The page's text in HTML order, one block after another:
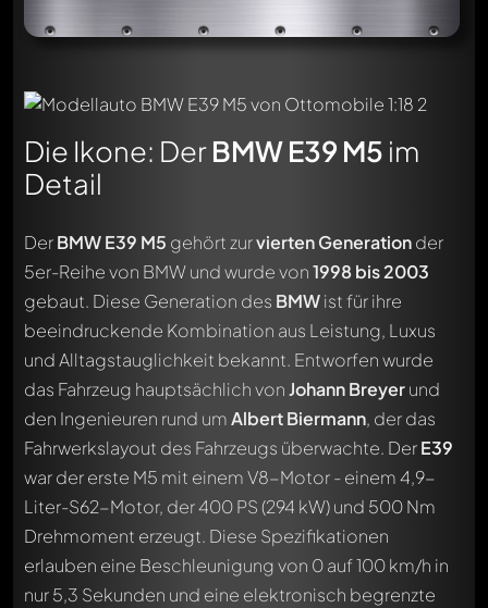
Die Ikone: DerBMW E39 M5 im
Detail
DerBMW E39 M5 gehört zurvierten Generationder
5er-Reihe von BMW und wurde von1998 bis 2003
gebaut. Diese Generation des BMWist für ihre
beeindruckende Kombination aus Leistung, Luxus
und Alltagstauglichkeit bekannt. Entworfen wurde
das Fahrzeug hauptsächlich vonJohann Breyerund
den Ingenieuren rund umAlbert Biermann, der das
Fahrwerkslayout des Fahrzeugs überwachte. DerE39
war der erste M5 mit einem V8-Motor - einem 4,9-
Liter-S62-Motor, der 400 PS (294 kW) und 500 Nm
Drehmoment erzeugt. Diese Spezifikationen
erlauben eine Beschleunigung von 0 auf 100 km/h in
nur 5,3 Sekunden und eine elektronisch begrenzte